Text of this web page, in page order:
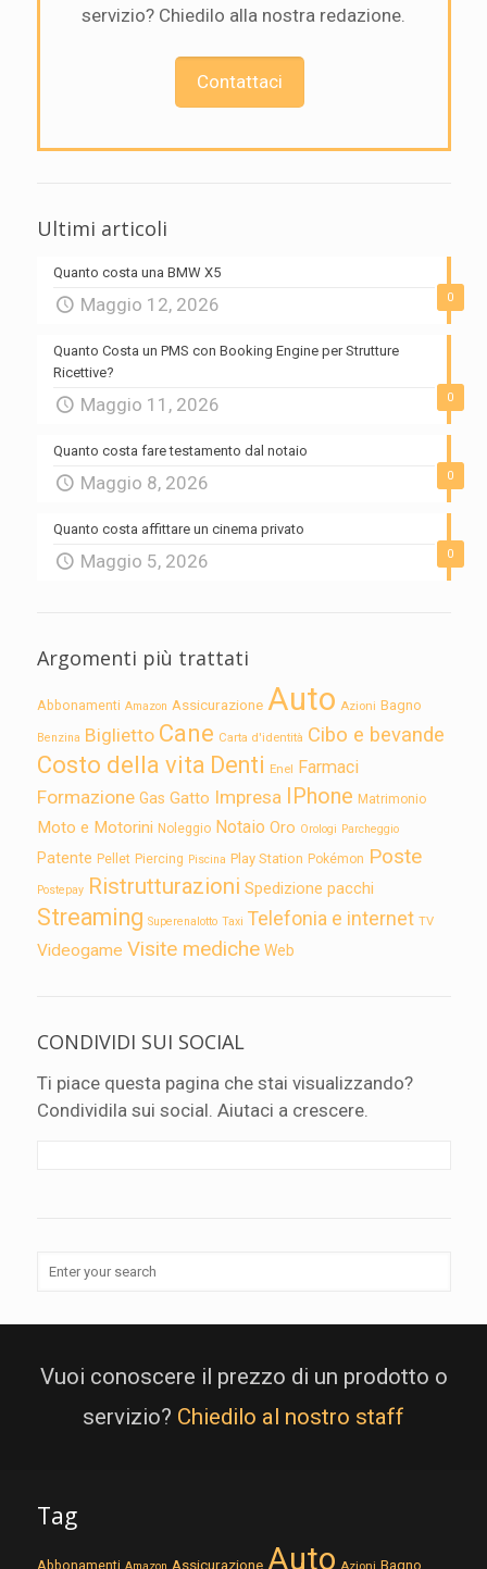
servizio? Chiedilo alla nostra redazione.
Contattaci
Ultimi articoli
0
Quanto costa una BMW X5
Maggio 12, 2026
0
Quanto Costa un PMS con Booking Engine per Strutture
Ricettive?
Maggio 11, 2026
0
Quanto costa fare testamento dal notaio
Maggio 8, 2026
0
Quanto costa affittare un cinema privato
Maggio 5, 2026
Argomenti più trattati
Abbonamenti Amazon Assicurazione Auto Azioni Bagno
Benzina Biglietto Cane Carta d'identità Cibo e bevande
Costo della vita Denti Enel Farmaci
Formazione Gas Gatto Impresa IPhone Matrimonio
Moto e Motorini Noleggio Notaio Oro Orologi Parcheggio
Patente Pellet Piercing Piscina Play Station Pokémon Poste
Postepay Ristrutturazioni Spedizione pacchi
Streaming Superenalotto Taxi Telefonia e internet TV
Videogame Visite mediche Web
CONDIVIDI SUI SOCIAL
Ti piace questa pagina che stai visualizzando?
Condividila sui social. Aiutaci a crescere.
Vuoi conoscere il prezzo di un prodotto o
servizio? Chiedilo al nostro staff
Tag
Abbonamenti Amazon Assicurazione Auto Azioni Bagno